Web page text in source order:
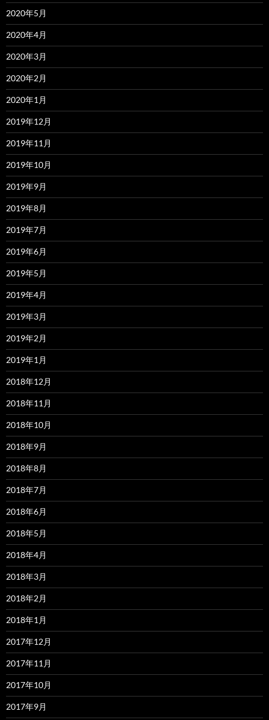
2020年5月
2020年4月
2020年3月
2020年2月
2020年1月
2019年12月
2019年11月
2019年10月
2019年9月
2019年8月
2019年7月
2019年6月
2019年5月
2019年4月
2019年3月
2019年2月
2019年1月
2018年12月
2018年11月
2018年10月
2018年9月
2018年8月
2018年7月
2018年6月
2018年5月
2018年4月
2018年3月
2018年2月
2018年1月
2017年12月
2017年11月
2017年10月
2017年9月